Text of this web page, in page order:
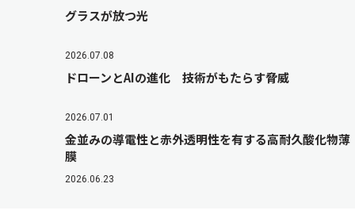
グラスが放つ光
2026.07.08
ドローンとAIの進化 技術がもたらす脅威
2026.07.01
金並みの導電性と赤外透明性を有する高耐久酸化物薄
膜
2026.06.23